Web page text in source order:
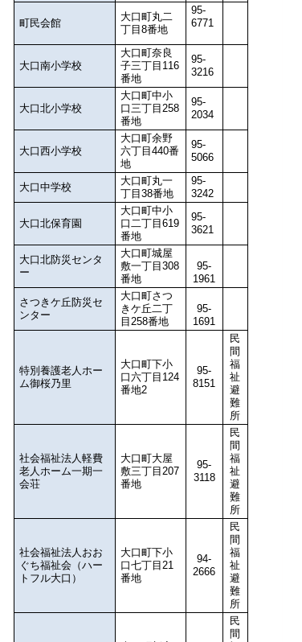
町民会館
大口町丸二
丁目8番地
95-
6771
大口南小学校
大口町奈良
子三丁目116
番地
95-
3216
大口北小学校
大口町中小
口三丁目258
番地
95-
2034
大口西小学校
大口町余野
六丁目440番
地
95-
5066
大口中学校
大口町丸一
丁目38番地
95-
3242
大口北保育園
大口町中小
口二丁目619
番地
95-
3621
大口北防災センタ
ー
大口町城屋
敷一丁目308
番地
95-
1961
さつきケ丘防災セ
ンター
大口町さつ
きケ丘二丁
目258番地
95-
1691
特別養護老人ホー
ム御桜乃里
大口町下小
口六丁目124
番地2
95-
8151
民
間
福
祉
避
難
所
社会福祉法人軽費
老人ホーム一期一
会荘
大口町大屋
敷三丁目207
番地
95-
3118
民
間
福
祉
避
難
所
社会福祉法人おお
ぐち福祉会（ハー
トフル大口）
大口町下小
口七丁目21
番地
94-
2666
民
間
福
祉
避
難
所
民
間